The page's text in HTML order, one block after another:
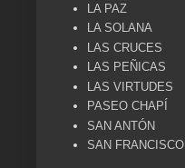
LA PAZ
LA SOLANA
LAS CRUCES
LAS PEÑICAS
LAS VIRTUDES
PASEO CHAPÍ
SAN ANTÓN
SAN FRANCISCO